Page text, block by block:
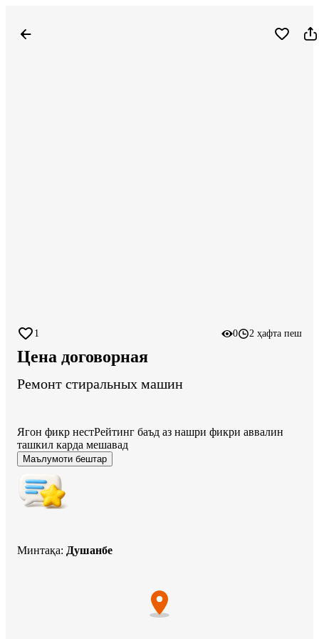
1 0 2 ҳафта пеш
Цена договорная
Ремонт стиральных машин
Ягон фикр нестРейтинг баъд аз нашри фикри аввалин
ташкил карда мешавад
Маълумоти бештар
Минтақа: Душанбе